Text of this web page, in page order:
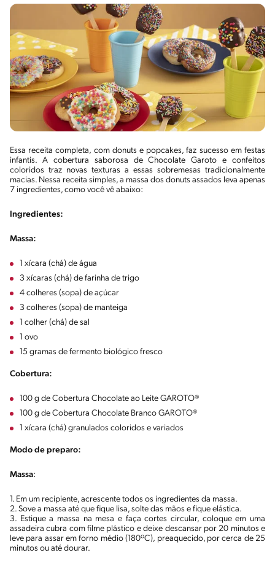
Essa receita completa, com donuts e popcakes, faz sucesso em festas
infantis. A cobertura saborosa de Chocolate Garoto e confeitos
coloridos traz novas texturas a essas sobremesas tradicionalmente
macias. Nessa receita simples, a massa dos donuts assados leva apenas
7 ingredientes, como você vê abaixo:
Ingredientes:
Massa:
1 xícara (chá) de água
3 xícaras (chá) de farinha de trigo
4 colheres (sopa) de açúcar
3 colheres (sopa) de manteiga
1 colher (chá) de sal
1 ovo
15 gramas de fermento biológico fresco
Cobertura:
100 g de Cobertura Chocolate ao Leite GAROTO®
100 g de Cobertura Chocolate Branco GAROTO®
1 xícara (chá) granulados coloridos e variados
Modo de preparo:
Massa:
1. Em um recipiente, acrescente todos os ingredientes da massa.
2. Sove a massa até que fique lisa, solte das mãos e fique elástica.
3. Estique a massa na mesa e faça cortes circular, coloque em uma
assadeira cubra com filme plástico e deixe descansar por 20 minutos e
leve para assar em forno médio (180ºC), preaquecido, por cerca de 25
minutos ou até dourar.